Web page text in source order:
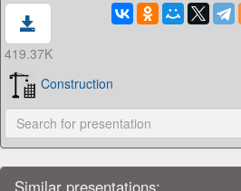
419.37K
Construction
Similar presentations: